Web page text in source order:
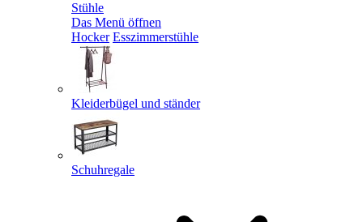
Stühle
Das Menü öffnen
Hocker Esszimmerstühle
Kleiderbügel und ständer
Schuhregale